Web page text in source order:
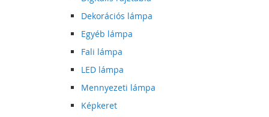
Dekorációs lámpa
Egyéb lámpa
Fali lámpa
LED lámpa
Mennyezeti lámpa
Képkeret